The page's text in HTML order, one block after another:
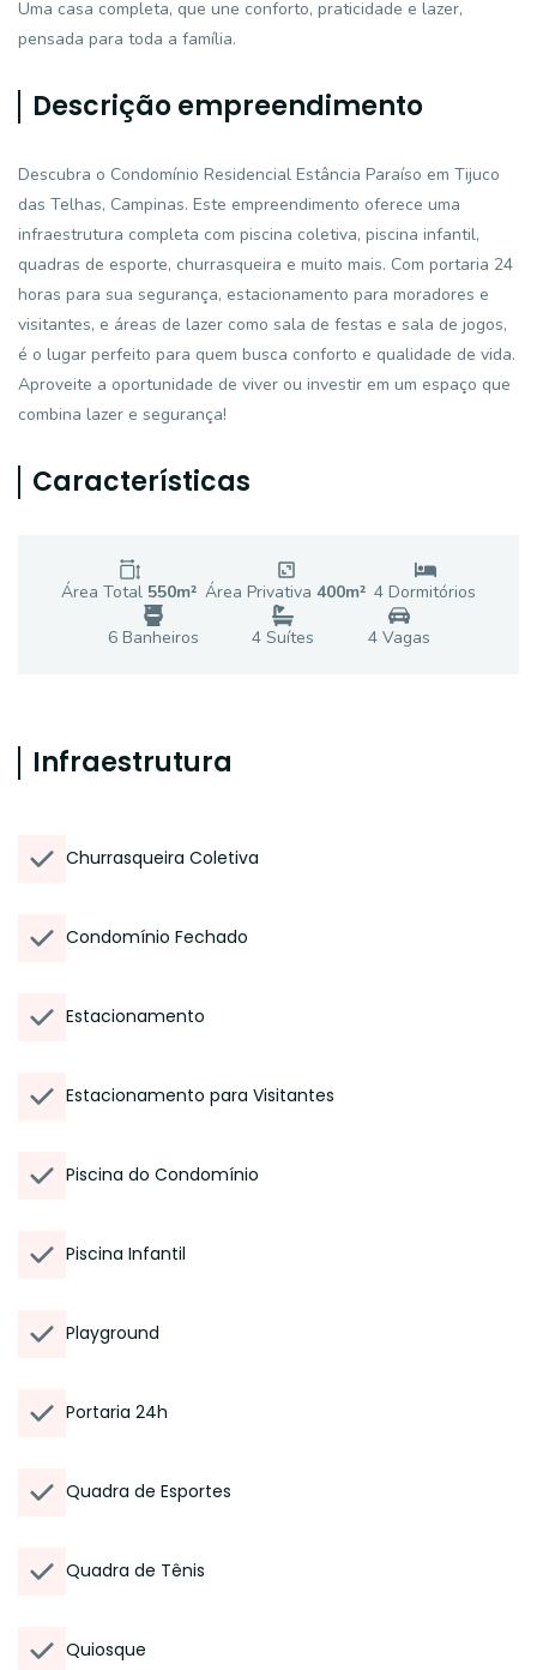
Uma casa completa, que une conforto, praticidade e lazer,
pensada para toda a família.
Descrição empreendimento
Descubra o Condomínio Residencial Estância Paraíso em Tijuco
das Telhas, Campinas. Este empreendimento oferece uma
infraestrutura completa com piscina coletiva, piscina infantil,
quadras de esporte, churrasqueira e muito mais. Com portaria 24
horas para sua segurança, estacionamento para moradores e
visitantes, e áreas de lazer como sala de festas e sala de jogos,
é o lugar perfeito para quem busca conforto e qualidade de vida.
Aproveite a oportunidade de viver ou investir em um espaço que
combina lazer e segurança!
Características
Área Total 550m² Área Privativa 400m² 4 Dormitórios
6Banheiros 4 Suítes 4Vagas
Infraestrutura
Churrasqueira Coletiva
Condomínio Fechado
Estacionamento
Estacionamento para Visitantes
Piscina do Condomínio
Piscina Infantil
Playground
Portaria 24h
Quadra de Esportes
Quadra de Tênis
Quiosque